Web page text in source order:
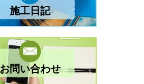
施工日記
お問い合わせ